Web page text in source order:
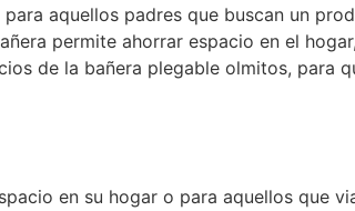
aquellos padres que buscan un
permite ahorrar espacio en el
de la bañera plegable olmitos, para
en su hogar o para aquellos que